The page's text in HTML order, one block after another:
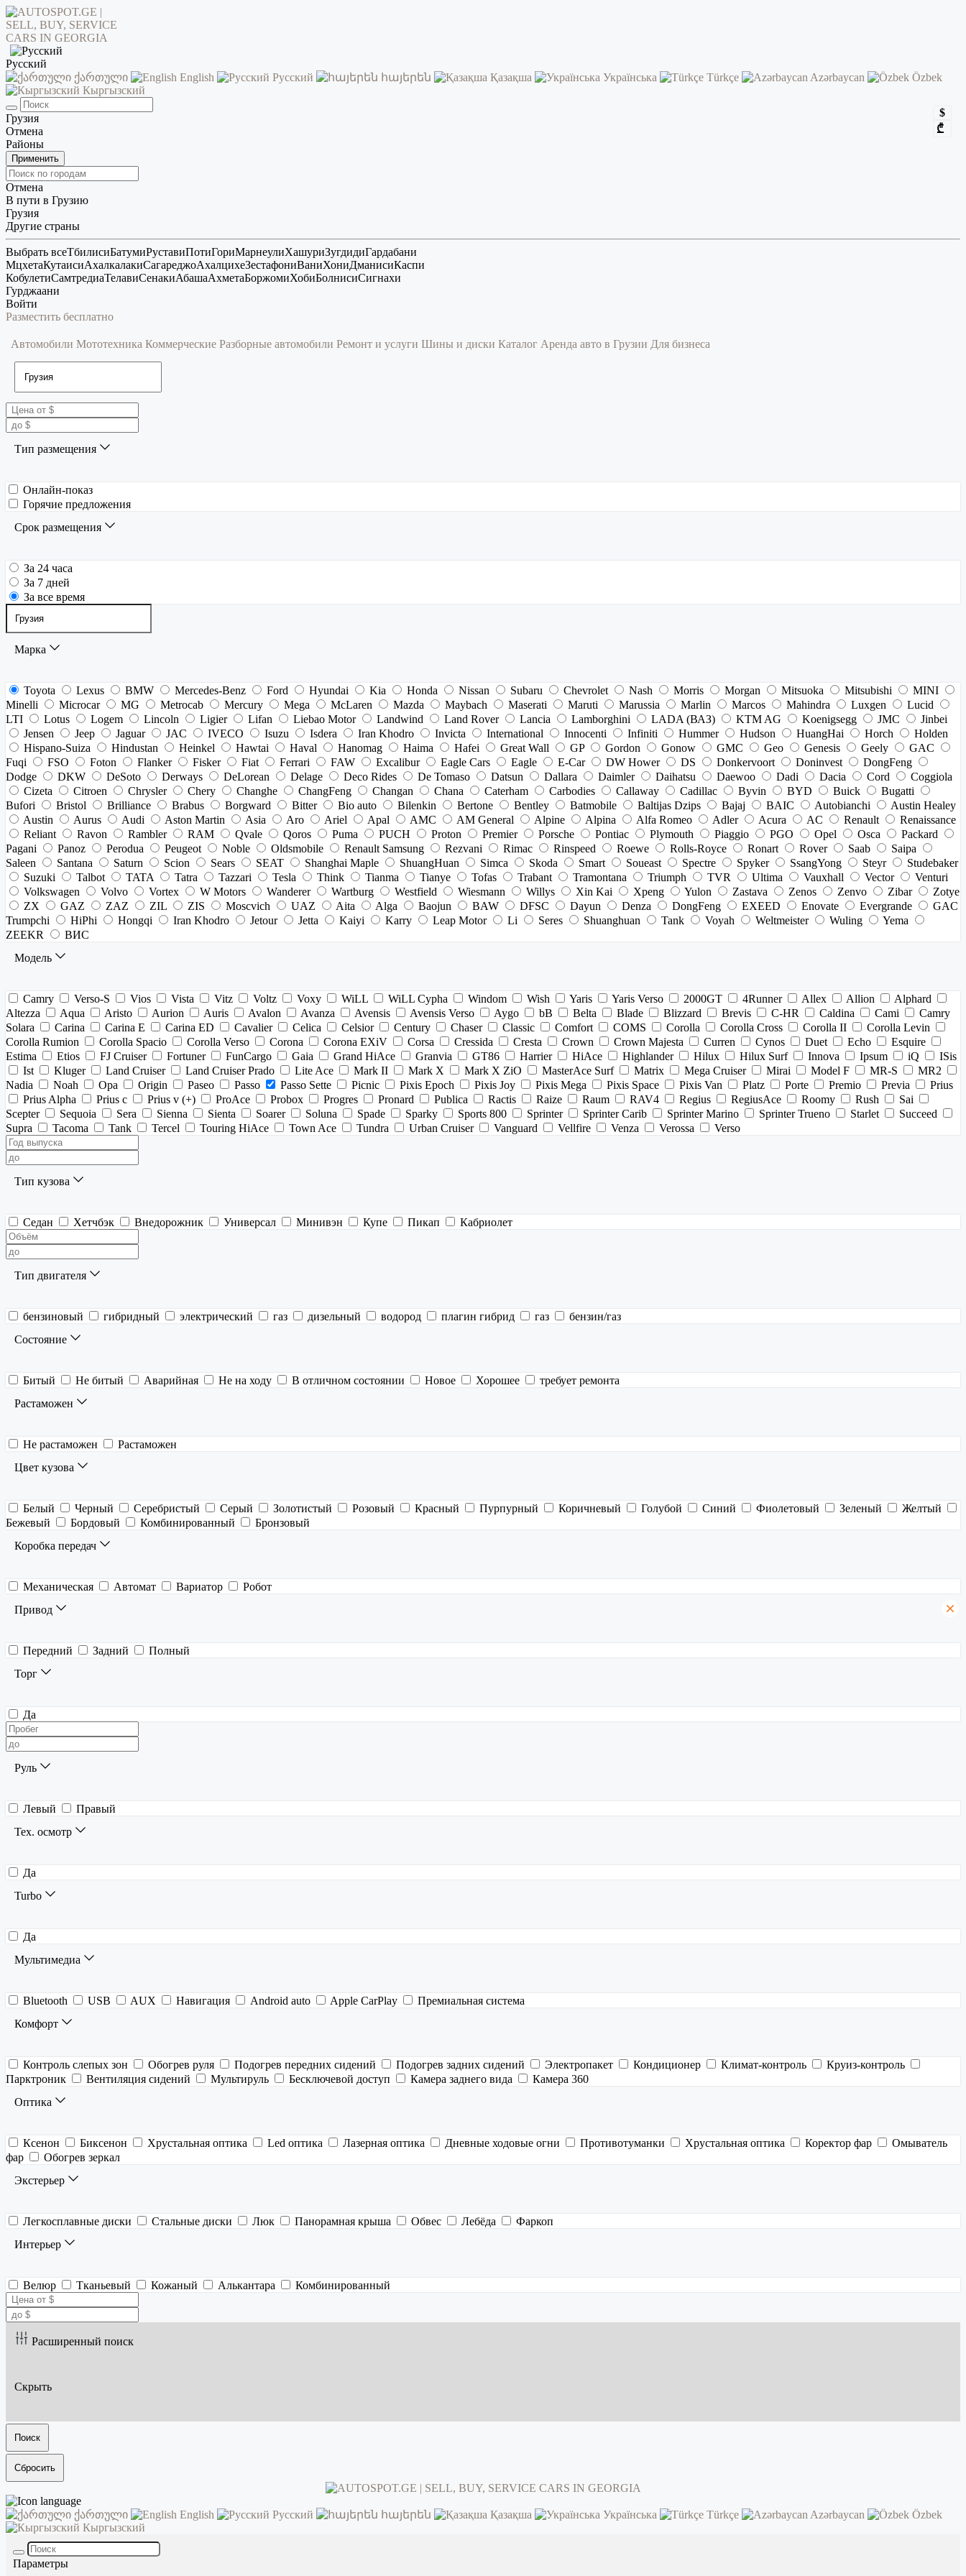
Русский
ქართული
English Русский հայերեն Қазақша Українська Türkçe Azərbaycan
Özbek
Кыргызский
$
₾
Грузия
Отмена
Районы
Применить
Отмена
В пути в Грузию
Грузия
Другие страны
Выбрать всеТбилисиБатумиРуставиПотиГориМарнеулиХашуриЗугдидиГардабани
МцхетаКутаисиАхалкалакиСагареджоАхалцихеЗестафониВаниХониДманисиКаспи
КобулетиСамтредиаТелавиСенакиАбашаАхметаБоржомиХобиБолнисиСигнахи
Гурджаани
Войти
Разместить бесплатно
Автомобили Мототехника Коммерческие Разборные автомобили Ремонт и услуги Шины и диски Каталог Аренда авто в Грузии Для бизнеса
Тип размещения
Онлайн-показ
Горячие предложения
Срок размещения
За 24 часа
За 7 дней
За все время
Марка
Toyota Lexus BMW Mercedes-Benz Ford Hyundai Kia Honda Nissan Subaru Chevrolet Nash Morris Morgan Mitsuoka Mitsubishi
MINI
Minelli
Microcar MG Metrocab Mercury Mega McLaren Mazda Maybach Maserati Maruti Marussia Marlin Marcos Mahindra Luxgen
Lucid
LTI
Lotus Logem Lincoln Ligier Lifan Liebao Motor Landwind Land Rover Lancia Lamborghini LADA (ВАЗ) KTM AG Koenigsegg JMC
Jinbei
Jensen
Jeep Jaguar JAC IVECO Isuzu Isdera Iran Khodro Invicta International Innocenti Infiniti Hummer Hudson HuangHai Horch
Holden
Hispano-Suiza
Hindustan Heinkel Hawtai Haval Hanomag Haima Hafei Great Wall GP Gordon Gonow GMC Geo Genesis Geely
GAC
Fuqi
FSO Foton Flanker Fisker Fiat Ferrari FAW Excalibur Eagle Cars Eagle E-Car DW Hower DS Donkervoort Doninvest
DongFeng
Dodge
DKW DeSoto Derways DeLorean Delage Deco Rides De Tomaso Datsun Dallara Daimler Daihatsu Daewoo Dadi Dacia Cord
Coggiola
Cizeta
Citroen Chrysler Chery Changhe ChangFeng Changan Chana Caterham Carbodies Callaway Cadillac Byvin BYD Buick
Bugatti
Bufori
Bristol Brilliance Brabus Borgward Bitter Bio auto Bilenkin Bertone Bentley Batmobile Baltijas Dzips Bajaj BAIC Autobianchi
Austin Healey
Austin
Aurus Audi Aston Martin Asia Aro Ariel Apal AMC AM General Alpine Alpina Alfa Romeo Adler Acura AC Renault
Renaissance
Reliant
Ravon Rambler RAM Qvale Qoros Puma PUCH Proton Premier Porsche Pontiac Plymouth Piaggio PGO Opel Osca
Packard
Pagani
Panoz Perodua Peugeot Noble Oldsmobile Renault Samsung Rezvani Rimac Rinspeed Roewe Rolls-Royce Ronart Rover Saab
Saipa
Saleen
Santana Saturn Scion Sears SEAT Shanghai Maple ShuangHuan Simca Skoda Smart Soueast Spectre Spyker SsangYong Steyr
Studebaker
Suzuki
Talbot TATA Tatra Tazzari Tesla Think Tianma Tianye Tofas Trabant Tramontana Triumph TVR Ultima Vauxhall Vector
Venturi
Volkswagen
Volvo Vortex W Motors Wanderer Wartburg Westfield Wiesmann Willys Xin Kai Xpeng Yulon Zastava Zenos Zenvo Zibar
Zotye
ZX
GAZ ZAZ ZIL ZIS Moscvich UAZ Aita Alga Baojun BAW DFSC Dayun Denza DongFeng EXEED Enovate Evergrande
GAC
Trumpchi
HiPhi Hongqi Iran Khodro Jetour Jetta Kaiyi Karry Leap Motor Li Seres Shuanghuan Tank Voyah Weltmeister Wuling
Yema
ZEEKR
ВИС
Модель
Camry Verso-S Vios Vista Vitz Voltz Voxy WiLL WiLL Cypha Windom Wish Yaris Yaris Verso 2000GT 4Runner Allex Allion
Alphard
Altezza
Aqua Aristo Aurion Auris Avalon Avanza Avensis Avensis Verso Aygo bB Belta Blade Blizzard Brevis C-HR Caldina Cami
Camry
Solara
Carina Carina E Carina ED Cavalier Celica Celsior Century Chaser Classic Comfort COMS Corolla Corolla Cross Corolla II
Corolla Levin
Corolla Rumion
Corolla Spacio Corolla Verso Corona Corona EXiV Corsa Cressida Cresta Crown Crown Majesta Curren Cynos Duet Echo
Esquire
Estima
Etios FJ Cruiser Fortuner FunCargo Gaia Grand HiAce Granvia GT86 Harrier HiAce Highlander Hilux Hilux Surf Innova Ipsum iQ
ISis
Ist
Kluger Land Cruiser Land Cruiser Prado Lite Ace Mark II Mark X Mark X ZiO MasterAce Surf Matrix Mega Cruiser Mirai Model F MR-S
MR2
Nadia
Noah Opa Origin Paseo Passo Passo Sette Picnic Pixis Epoch Pixis Joy Pixis Mega Pixis Space Pixis Van Platz Porte Premio Previa
Prius
Prius Alpha
Prius c Prius v (+) ProAce Probox Progres Pronard Publica Ractis Raize Raum RAV4 Regius RegiusAce Roomy Rush
Sai
Scepter
Sequoia Sera Sienna Sienta Soarer Soluna Spade Sparky Sports 800 Sprinter Sprinter Carib Sprinter Marino Sprinter Trueno Starlet
Succeed
Supra
Tacoma Tank Tercel Touring HiAce Town Ace Tundra Urban Cruiser Vanguard Vellfire Venza Verossa Verso
Тип кузова
Седан Хетчбэк Внедорожник Универсал Минивэн Купе Пикап Кабриолет
Тип двигателя
бензиновый гибридный электрический газ дизельный водород плагин гибрид газ
бензин/газ
Состояние
Битый Не битый Аварийная Не на ходу В отличном состоянии Новое Хорошее
требует ремонта
Растаможен
Не растаможен
Растаможен
Цвет кузова
Белый Черный Серебристый Серый Золотистый Розовый Красный Пурпурный Коричневый Голубой Синий Фиолетовый Зеленый
Желтый
Бежевый
Бордовый Комбинированный
Бронзовый
Коробка передач
Механическая Автомат Вариатор
Робот
Привод
Передний Задний
Полный
Торг
Да
Руль
Левый
Правый
Тех. осмотр
Да
Turbo
Да
Мультимедиа
Bluetooth USB AUX Навигация Android auto Apple CarPlay
Премиальная система
Комфорт
Контроль слепых зон Обогрев руля Подогрев передних сидений Подогрев задних сидений Электропакет Кондиционер Климат-контроль
Круиз-контроль
Парктроник
Вентиляция сидений Мультируль Бесключевой доступ Камера заднего вида
Камера 360
Оптика
Ксенон Биксенон Хрустальная оптика Led оптика Лазерная оптика Дневные ходовые огни Противотуманки Хрустальная оптика Коректор фар
Омыватель
фар
Обогрев зеркал
Экстерьер
Легкосплавные диски Стальные диски Люк Панорамная крыша Обвес Лебёда
Фаркоп
Интерьер
Велюр Тканьевый Кожаный Алькантара Комбинированный
Расширенный поиск
Скрыть
Поиск
Сбросить
ქართული English Русский հայերեն Қазақша Українська Türkçe Azərbaycan
Özbek
Кыргызский
Параметры